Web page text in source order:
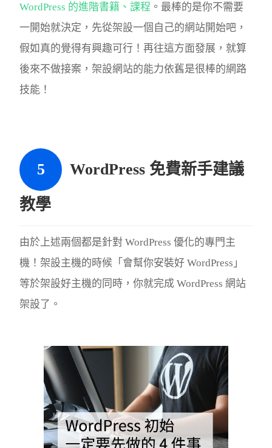
WordPress 的進階書籍、課程 。最棒的是你不需要
一開始就決定，先從架設一個自己的網站開始吧，
假如真的覺得有興趣可行！再往這方面發展，就算
後來不做接案，架設網站的能力依舊是很棒的網路
技能！
WordPress 免費新手建議
教學
由於上述兩個都是針對 WordPress 優化的專門主
機！架設主機的時候「會幫你安裝好 WordPress」
等於架設好主機的同時，你就完成 WordPress 網站
架設了。